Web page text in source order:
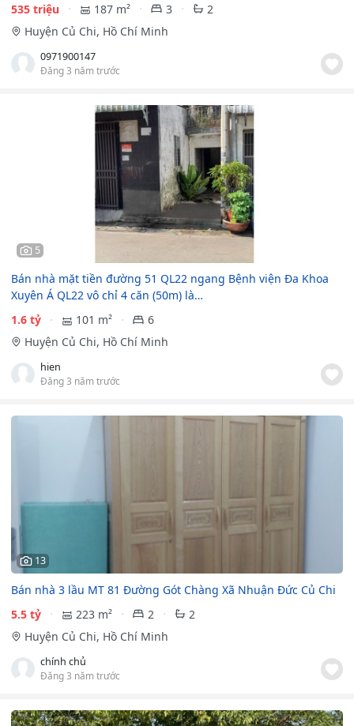
535 triệu
187 m² 3
2
Huyện Củ Chi, Hồ Chí Minh
0971900147
Đăng 3 năm trước
5
Bán nhà mặt tiền đường 51 QL22 ngang Bệnh viện Đa Khoa
Xuyên Á QL22 vô chỉ 4 căn (50m) là…
1.6 tỷ
101 m²
6
Huyện Củ Chi, Hồ Chí Minh
hien
Đăng 3 năm trước
13
Bán nhà 3 lầu MT 81 Đường Gót Chàng Xã Nhuận Đức Củ Chi
5.5 tỷ
223 m² 2
2
Huyện Củ Chi, Hồ Chí Minh
chính chủ
Đăng 3 năm trước